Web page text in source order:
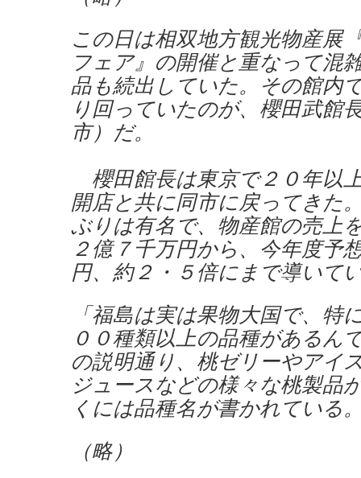
この日は相双地方観光物産展
フェア』の開催と重なって混
品も続出していた。その館内
り回っていたのが、櫻田武館
市）だ。
櫻田館長は東京で２０年以
開店と共に同市に戻ってきた
ぶりは有名で、物産館の売上
２億７千万円から、今年度予
円、約２・５倍にまで導いて
「福島は実は果物大国で、特
００種類以上の品種があるん
の説明通り、桃ゼリーやアイ
ジュースなどの様々な桃製品
くには品種名が書かれている
（略）